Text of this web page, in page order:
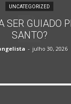
UNCATEGORIZED
SER GUIADO
SANTO?
- julho 30, 2026